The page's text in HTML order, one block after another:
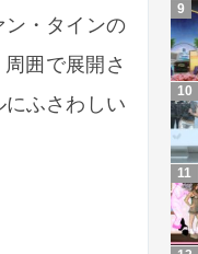
・タインの
囲で展開さ
ふさわしい